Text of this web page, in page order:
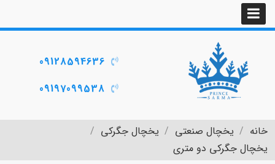
09128594636
09197099538
خانه یخچال صنعتی
یخچال جگرکی
یخچال جگرکی دو متری